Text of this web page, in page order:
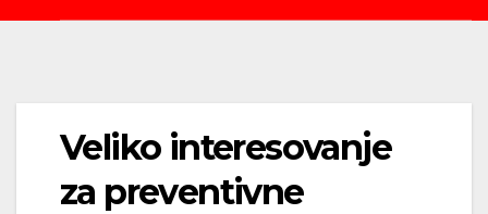
Veliko interesovanje
za preventivne